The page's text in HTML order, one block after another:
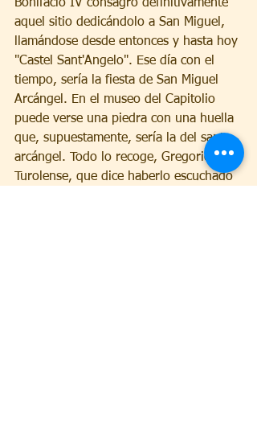
Bonifacio IV consagró definitivamente
aquel sitio dedicándolo a San Miguel,
llamándose desde entonces y hasta hoy
"Castel Sant'Angelo". Ese día con el
tiempo, sería la fiesta de San Miguel
Arcángel. En el museo del Capitolio
puede verse una piedra con una huella
que, supuestamente, sería la del santo
arcángel. Todo lo recoge, Gregorio
Turolense, que dice haberlo escuchado